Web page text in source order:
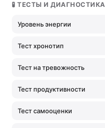
🧪 ТЕСТЫ И ДИАГНОСТИКА
Уровень энергии
Тест хронотип
Тест на тревожность
Тест продуктивности
Тест самооценки